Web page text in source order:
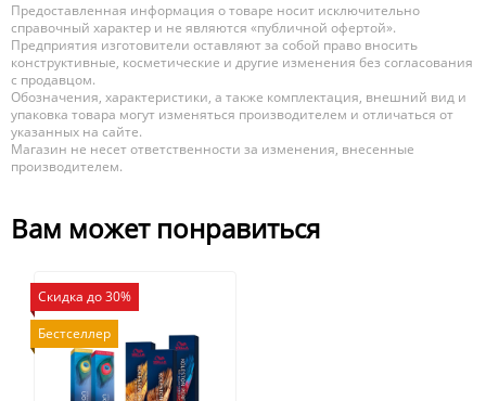
Предоставленная информация о товаре носит исключительно
справочный характер и не являются «публичной офертой».
Предприятия изготовители оставляют за собой право вносить
конструктивные, косметические и другие изменения без согласования
с продавцом.
Обозначения, характеристики, а также комплектация, внешний вид и
упаковка товара могут изменяться производителем и отличаться от
указанных на сайте.
Магазин не несет ответственности за изменения, внесенные
производителем.
Вам может понравиться
Скидка до 30%
Бестселлер